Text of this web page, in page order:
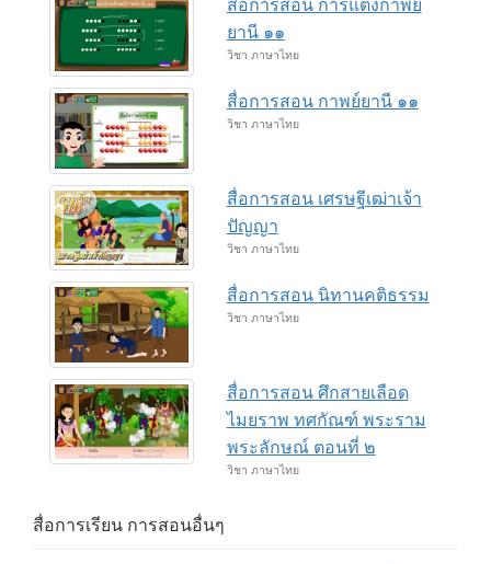
สื่อการสอน การแต่งกาพย์
ยานี ๑๑
วิชา ภาษาไทย
สื่อการสอน กาพย์ยานี ๑๑
วิชา ภาษาไทย
สื่อการสอน เศรษฐีเฒ่าเจ้า
ปัญญา
วิชา ภาษาไทย
สื่อการสอน นิทานคติธรรม
วิชา ภาษาไทย
สื่อการสอน ศึกสายเลือด
ไมยราพ ทศกัณฑ์ พระราม
พระลักษณ์ ตอนที่ ๒
วิชา ภาษาไทย
สื่อการเรียน การสอนอื่นๆ